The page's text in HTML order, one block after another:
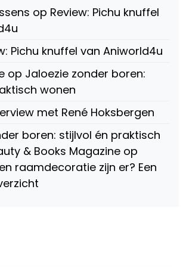
op Review: Pichu knuffel
Pichu knuffel van Aniworld4u
op Jaloezie zonder boren:
wonen
met René Hoksbergen
boren: stijlvol én praktisch
& Books Magazine op
raamdecoratie zijn er? Een